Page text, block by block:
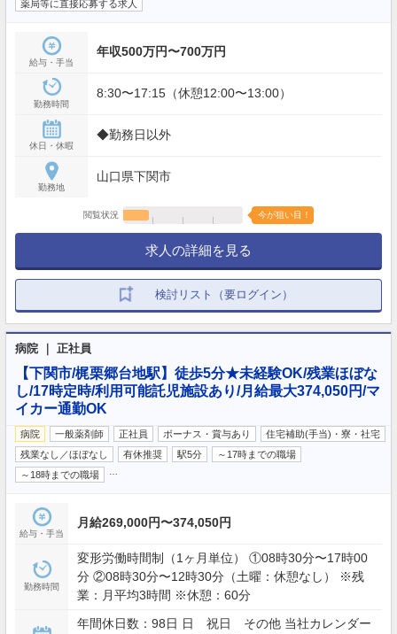
薬局等に直接応募する求人
給与・手当
年収500万円〜700万円
勤務時間
8:30〜17:15（休憩12:00〜13:00）
休日・休暇
◆勤務日以外
勤務地
山口県下関市
閲覧状況 今が狙い目！
求人の詳細を見る
検討リスト（要ログイン）
病院 ｜ 正社員
【下関市/梶栗郷台地駅】徒歩5分★未経験OK/残業ほぼな
し/17時定時/利用可能託児施設あり/月給最大374,050円/マ
イカー通勤OK
病院 一般薬剤師 正社員 ボーナス・賞与あり
住宅補助(手当)・寮・社宅
残業なし／ほぼなし
有休推奨 駅5分
～17時までの職場
～18時までの職場
給与・手当
月給269,000円〜374,050円
勤務時間
変形労働時間制（1ヶ月単位） ①08時30分〜17時00
分 ②08時30分〜12時30分（土曜：休憩なし） ※残
業：月平均3時間 ※休憩：60分
年間休日数：98日 日 祝日 その他 当社カレンダー